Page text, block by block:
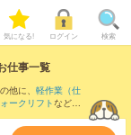
気になる! ログイン 検索
仕事一覧
他に、 軽作業（仕
ークリフトなどを
お仕事とは？と